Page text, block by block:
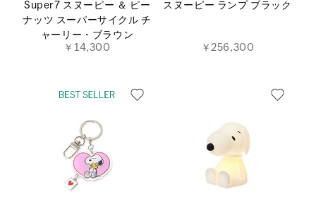
Super7 スヌーピー ＆ ピー
ナッツ スーパーサイクル チ
ャーリー・ブラウン
￥14,300
スヌーピー ランプ ブラック
￥256,300